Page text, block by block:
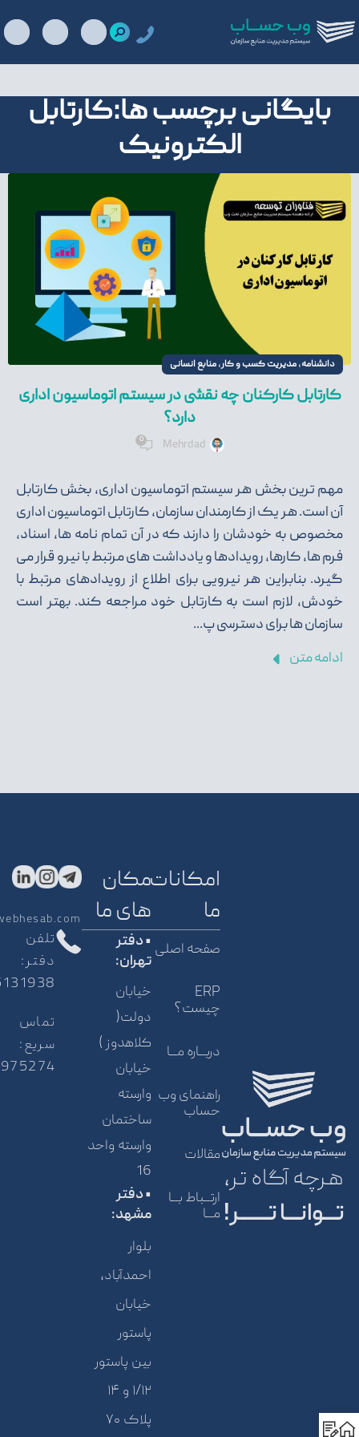
بایگانی برچسب ها:کارتابل
الکترونیک
دانشنامه,مدیریت کسب و کار,منابع انسانی
کارتابل کارکنان چه نقشی در سیستم اتوماسیون اداری
دارد؟
Mehrdad
0
مهم ترین بخش هر سیستم اتوماسیون اداری، بخش کارتابل
آن است. هر یک از کارمندان سازمان، کارتابل اتوماسیون اداری
مخصوص به خودشان را دارند که در آن تمام نامه ها، اسناد،
فرم ها، کارها، رویدادها و یادداشت های مرتبط با نیرو قرار می
گیرد. بنابراین هر نیرویی برای اطلاع از رویدادهای مرتبط با
خودش، لازم است به کارتابل خود مراجعه کند. بهتر است
سازمان ها برای دسترسی پ...
ادامه متن
هرچه آگاه تر،
تـــوانـــا تـــــــر!
امکانات
ما
صفحه اصلی
ERP
چیست؟
دربــاره مــا
راهنمای وب
حساب
مقالات
ارتــباط بــا
مــا
مکان
های ما
• دفتر
تهران:
خیابان
دولت(
کلاهدوز )
خیابان
وارسته
ساختمان
وارسته واحد
16
• دفتر
مشهد:
بلوار
احمدآباد،
خیابان
پاستور
بین پاستور
۱/۱۲ و ۱۴
پلاک ۷۰
تلفن
دفتر:
تماس
سریع: